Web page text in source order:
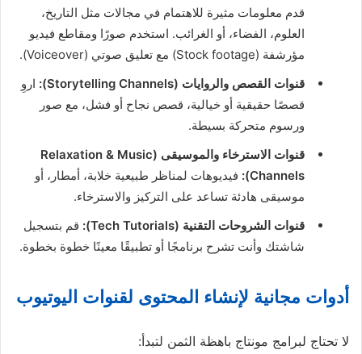
قدم معلومات مثيرة للاهتمام في مجالات مثل التاريخ،
العلوم، الفضاء، أو الغرائب. استخدم صورًا ومقاطع فيديو
مؤرشفة (Stock footage) مع تعليق صوتي (Voiceover).
قنوات القصص والروايات (Storytelling Channels):
اروِ
قصصًا حقيقية أو خيالية، قصص نجاح أو فشل، مع صور
ورسوم متحركة بسيطة.
قنوات الاسترخاء والموسيقى (Relaxation & Music
Channels):
فيديوهات لمناظر طبيعية خلابة، أمطار، أو
موسيقى هادئة تساعد على التركيز والاسترخاء.
قنوات الشروحات التقنية (Tech Tutorials):
قم بتسجيل
شاشتك وأنت تشرح برنامجًا أو تطبيقًا معينًا خطوة بخطوة.
أدوات مجانية لإنشاء المحتوى لقنوات اليوتيوب
لا تحتاج لبرامج مونتاج باهظة الثمن لتبدأ: